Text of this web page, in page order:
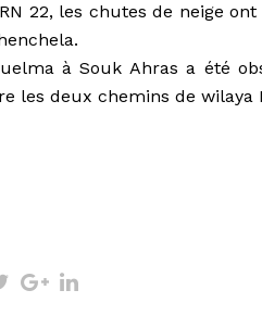
22, les chutes de neige
à Souk Ahras a été
les deux chemins de wilaya